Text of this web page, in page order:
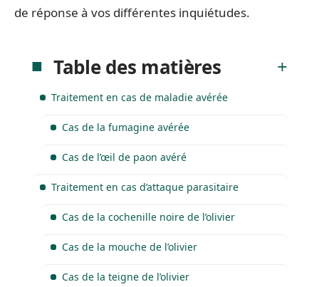
de réponse à vos différentes inquiétudes.
Table des matières
Traitement en cas de maladie avérée
Cas de la fumagine avérée
Cas de l’œil de paon avéré
Traitement en cas d’attaque parasitaire
Cas de la cochenille noire de l’olivier
Cas de la mouche de l’olivier
Cas de la teigne de l’olivier